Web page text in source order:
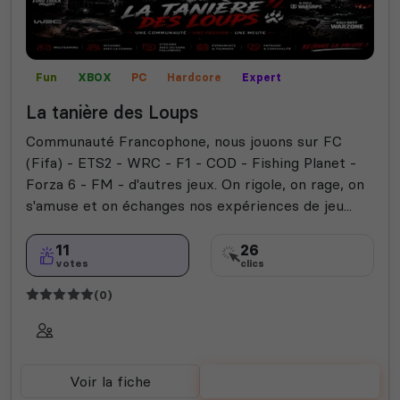
Fun XBOX PC Hardcore Expert
La tanière des Loups
Communauté Francophone, nous jouons sur FC
(Fifa) - ETS2 - WRC - F1 - COD - Fishing Planet -
Forza 6 - FM - d'autres jeux. On rigole, on rage, on
s'amuse et on échanges nos expériences de jeu...
11
votes
26
clics
(0)
Voir la fiche